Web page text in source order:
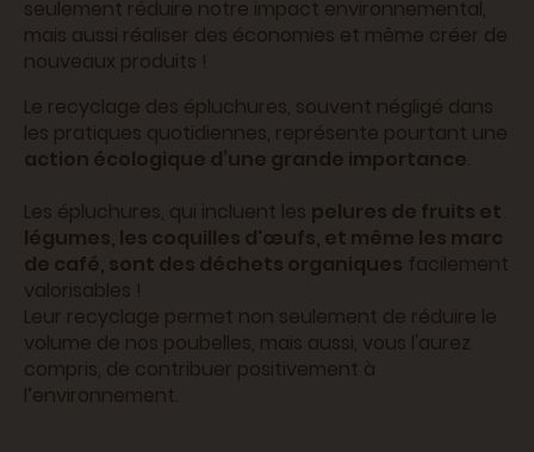
seulement réduire notre impact environnemental,
mais aussi réaliser des économies et même créer de
nouveaux produits !
Le recyclage des épluchures, souvent négligé dans
les pratiques quotidiennes, représente pourtant une
action écologique d’une grande importance.
Les épluchures, qui incluent les pelures de fruits et
légumes, les coquilles d'œufs, et même les marc
de café, sont des déchets organiques facilement
valorisables !
Leur recyclage permet non seulement de réduire le
volume de nos poubelles, mais aussi, vous l'aurez
compris, de contribuer positivement à
l’environnement.